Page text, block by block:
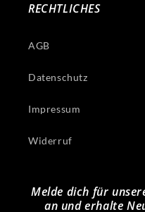
RECHTLICHES
AGB
Datenschutz
Impressum
Widerruf
Melde dich für
an und erhalte